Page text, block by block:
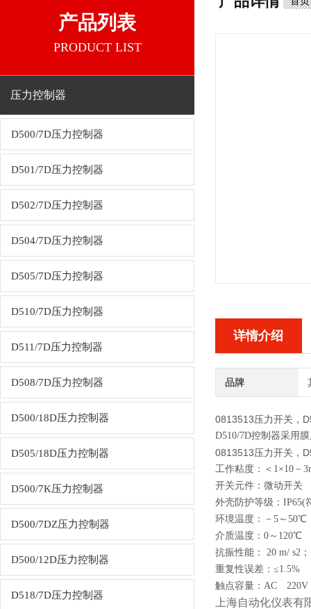
产品列表
PRODUCT LIST
压力控制器
D500/7D压力控制器
D501/7D压力控制器
D502/7D压力控制器
D504/7D压力控制器
D505/7D压力控制器
D510/7D压力控制器
D511/7D压力控制器
D508/7D压力控制器
D500/18D压力控制器
D505/18D压力控制器
D500/7K压力控制器
D500/7DZ压力控制器
D500/12D压力控制器
D518/7D压力控制器
详情介绍
品牌
0813513压力开关，
D510/7D控制器采用
0813513压力开关，
工作粘度：＜1×10－
开关元件：微动开关
外壳防护等级：IP65(
环境温度：－5～50℃
介质温度：0～120℃
抗振性能： 20 m/ s2；
重复性误差：≤1.5%
触点容量：AC
上海自动化仪表有